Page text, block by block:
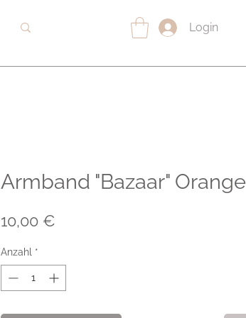
Login
Armband "Bazaar" Orange
10,00 €
Anzahl *